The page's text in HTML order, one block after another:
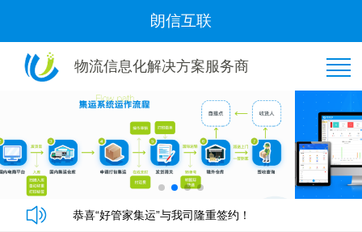
朗信互联
物流信息化解决方案服务商
恭喜“好管家集运”与我司隆重签约！